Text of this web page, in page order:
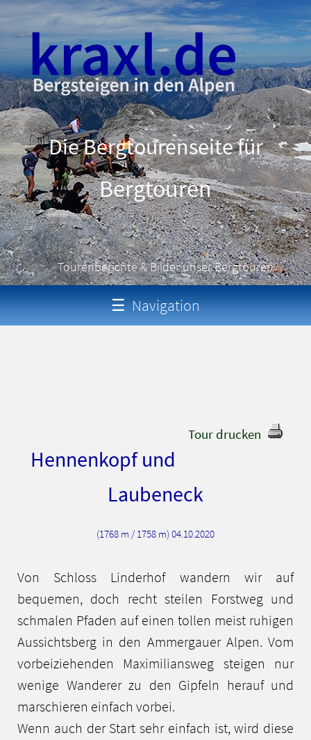
Die Bergtourenseite für
Schneeschuhtouren
Tourenberichte & Bilder unser Bergtouren
☰Navigation
Tour drucken
Hennenkopf und
Laubeneck
(1768 m / 1758 m) 04.10.2020
Von Schloss Linderhof wandern wir auf
bequemen, doch recht steilen Forstweg und
schmalen Pfaden auf einen tollen meist ruhigen
Aussichtsberg in den Ammergauer Alpen. Vom
vorbeiziehenden Maximiliansweg steigen nur
wenige Wanderer zu den Gipfeln herauf und
marschieren einfach vorbei.
Wenn auch der Start sehr einfach ist, wird diese